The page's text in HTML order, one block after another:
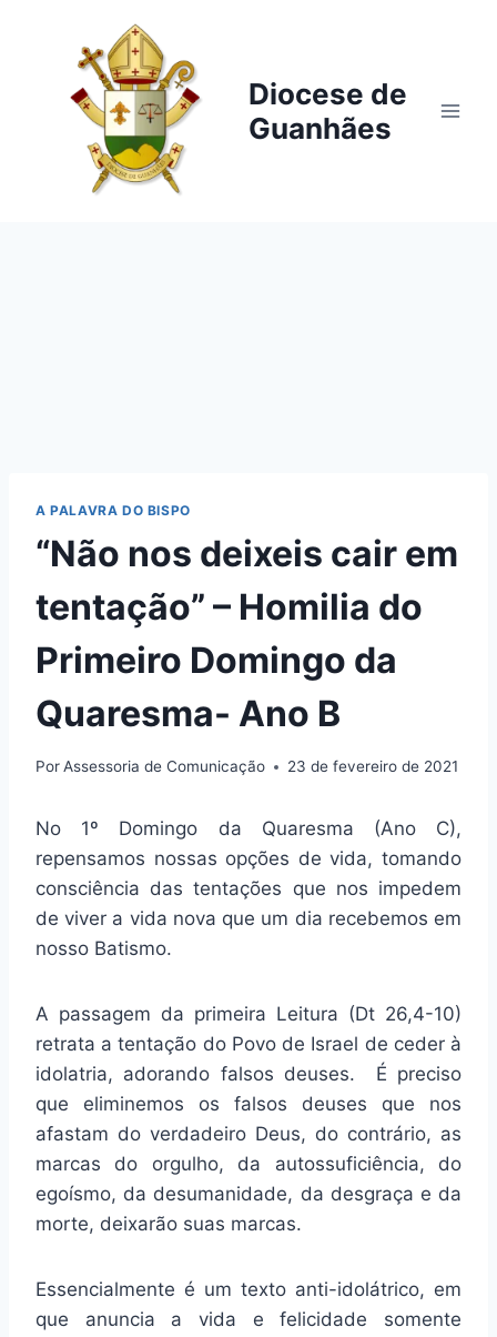
Conteúdo
Diocese de
Guanhães
A PALAVRA DO BISPO
“Não nos deixeis cair em
tentação” – Homilia do
Primeiro Domingo da
Quaresma- Ano B
PorAssessoria de Comunicação 23 de fevereiro de 2021
No 1º Domingo da Quaresma (Ano C),
repensamos nossas opções de vida, tomando
consciência das tentações que nos impedem
de viver a vida nova que um dia recebemos em
nosso Batismo.
A passagem da primeira Leitura (Dt 26,4-10)
retrata a tentação do Povo de Israel de ceder à
idolatria, adorando falsos deuses. É preciso
que eliminemos os falsos deuses que nos
afastam do verdadeiro Deus, do contrário, as
marcas do orgulho, da autossuficiência, do
egoísmo, da desumanidade, da desgraça e da
morte, deixarão suas marcas.
Essencialmente é um texto anti-idolátrico, em
que anuncia a vida e felicidade somente